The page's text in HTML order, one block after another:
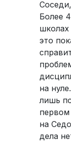
Более
школах
это
на
лишь
первом
на
дела